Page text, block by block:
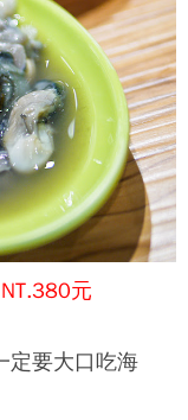
元
定要大口吃海